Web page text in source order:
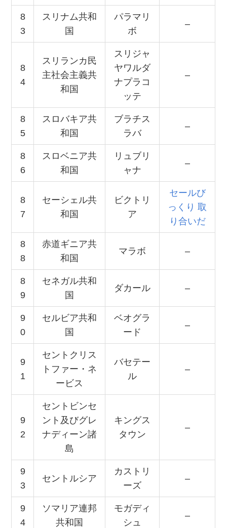
8
3
スリナム共和
国
パラマリ
ボ
–
8
4
スリランカ民
主社会主義共
和国
スリジャ
ヤワルダ
ナプラコ
ッテ
–
8
5
スロバキア共
和国
ブラチス
ラバ
–
8
6
スロベニア共
和国
リュブリ
ャナ
–
8
7
セーシェル共
和国
ビクトリ
ア
セールび
っくり 取
り合いだ
8
8
赤道ギニア共
和国
マラボ –
8
9
セネガル共和
国
ダカール –
9
0
セルビア共和
国
ベオグラ
ード
–
9
1
セントクリス
トファー・ネ
ービス
バセテー
ル
–
9
2
セントビンセ
ント及びグレ
ナディーン諸
島
キングス
タウン
–
9
3
セントルシア
カストリ
ーズ
–
9
4
ソマリア連邦
共和国
モガディ
シュ
–